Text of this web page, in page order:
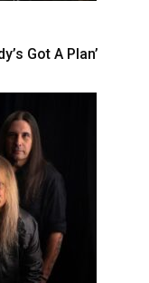
Got A Plan’